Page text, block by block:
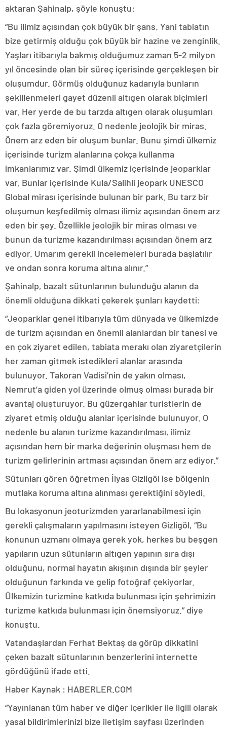
aktaran Şahinalp, şöyle konuştu:
“Bu ilimiz açısından çok büyük bir şans. Yani tabiatın
bize getirmiş olduğu çok büyük bir hazine ve zenginlik.
Yaşları itibarıyla bakmış olduğumuz zaman 5-2 milyon
yıl öncesinde olan bir süreç içerisinde gerçekleşen bir
oluşumdur. Görmüş olduğunuz kadarıyla bunların
şekillenmeleri gayet düzenli altıgen olarak biçimleri
var. Her yerde de bu tarzda altıgen olarak oluşumları
çok fazla göremiyoruz. O nedenle jeolojik bir miras.
Önem arz eden bir oluşum bunlar. Bunu şimdi ülkemiz
içerisinde turizm alanlarına çokça kullanma
imkanlarımız var. Şimdi ülkemiz içerisinde jeoparklar
var. Bunlar içerisinde Kula/Salihli jeopark UNESCO
Global mirası içerisinde bulunan bir park. Bu tarz bir
oluşumun keşfedilmiş olması ilimiz açısından önem arz
eden bir şey. Özellikle jeolojik bir miras olması ve
bunun da turizme kazandırılması açısından önem arz
ediyor. Umarım gerekli incelemeleri burada başlatılır
ve ondan sonra koruma altına alınır.”
Şahinalp, bazalt sütunlarının bulunduğu alanın da
önemli olduğuna dikkati çekerek şunları kaydetti:
“Jeoparklar genel itibarıyla tüm dünyada ve ülkemizde
de turizm açısından en önemli alanlardan bir tanesi ve
en çok ziyaret edilen, tabiata merakı olan ziyaretçilerin
her zaman gitmek istedikleri alanlar arasında
bulunuyor. Takoran Vadisi’nin de yakın olması,
Nemrut’a giden yol üzerinde olmuş olması burada bir
avantaj oluşturuyor. Bu güzergahlar turistlerin de
ziyaret etmiş olduğu alanlar içerisinde bulunuyor. O
nedenle bu alanın turizme kazandırılması, ilimiz
açısından hem bir marka değerinin oluşması hem de
turizm gelirlerinin artması açısından önem arz ediyor.”
Sütunları gören öğretmen İlyas Gizligöl ise bölgenin
mutlaka koruma altına alınması gerektiğini söyledi.
Bu lokasyonun jeoturizmden yararlanabilmesi için
gerekli çalışmaların yapılmasını isteyen Gizligöl, “Bu
konunun uzmanı olmaya gerek yok, herkes bu beşgen
yapıların uzun sütunların altıgen yapının sıra dışı
olduğunu, normal hayatın akışının dışında bir şeyler
olduğunun farkında ve gelip fotoğraf çekiyorlar.
Ülkemizin turizmine katkıda bulunması için şehrimizin
turizme katkıda bulunması için önemsiyoruz.” diye
konuştu.
Vatandaşlardan Ferhat Bektaş da görüp dikkatini
çeken bazalt sütunlarının benzerlerini internette
gördüğünü ifade etti.
Haber Kaynak : HABERLER.COM
“Yayınlanan tüm haber ve diğer içerikler ile ilgili olarak
yasal bildirimlerinizi bize iletişim sayfası üzerinden